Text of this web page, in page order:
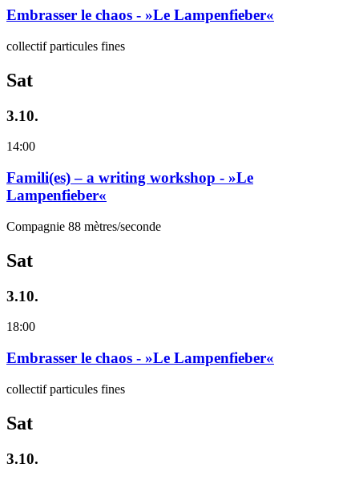
Embrasser le chaos - »Le Lampenfieber«
collectif particules fines
Sat
3.10.
14:00
Famili(es) – a writing workshop - »Le
Lampenfieber«
Compagnie 88 mètres/seconde
Sat
3.10.
18:00
Embrasser le chaos - »Le Lampenfieber«
collectif particules fines
Sat
3.10.